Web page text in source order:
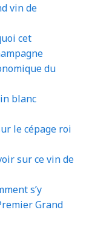
vin de
cet
du
blanc
le cépage roi
sur ce vin de
s’y
Grand